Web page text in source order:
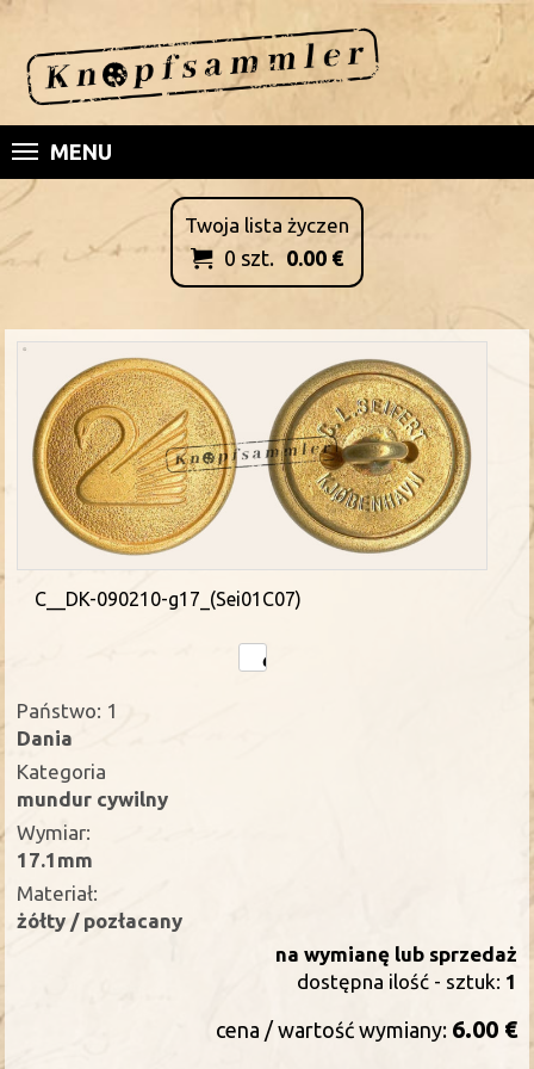
MENU
Twoja lista życzen
 0 szt. 0.00 €
C__DK-090210-g17_(Sei01C07)
Państwo: 1
Dania
Kategoria
mundur cywilny
Wymiar:
17.1mm
Materiał:
żółty / pozłacany
na wymianę lub sprzedaż
dostępna ilość - sztuk: 1
cena / wartość wymiany: 6.00 €